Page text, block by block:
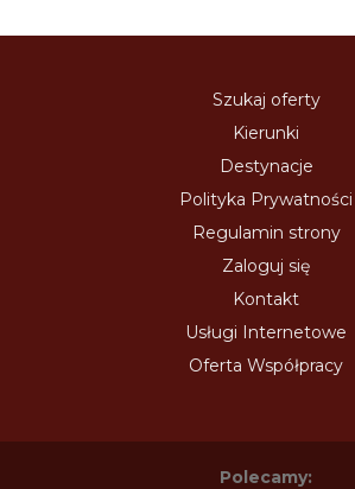
Szukaj oferty
Kierunki
Destynacje
Polityka Prywatności
Regulamin strony
Zaloguj się
Kontakt
Usługi Internetowe
Oferta Współpracy
Polecamy: